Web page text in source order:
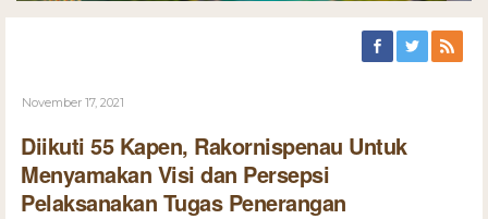
November 17, 2021
Diikuti 55 Kapen, Rakornispenau Untuk
Menyamakan Visi dan Persepsi
Pelaksanakan Tugas Penerangan